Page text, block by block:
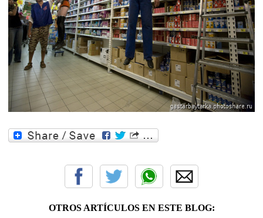
OTROS ARTÍCULOS EN ESTE BLOG: